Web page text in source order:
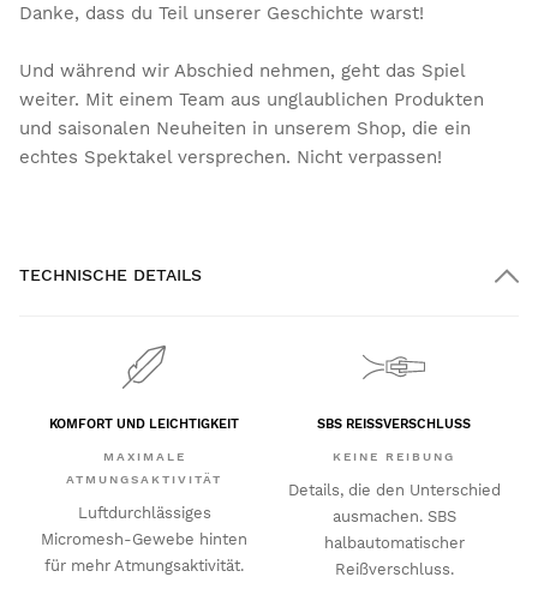
Danke, dass du Teil unserer Geschichte warst!
Und während wir Abschied nehmen, geht das Spiel
weiter. Mit einem Team aus unglaublichen Produkten
und saisonalen Neuheiten in unserem Shop, die ein
echtes Spektakel versprechen. Nicht verpassen!
TECHNISCHE DETAILS
KOMFORT UND LEICHTIGKEIT
MAXIMALE
ATMUNGSAKTIVITÄT
Luftdurchlässiges
Micromesh-Gewebe hinten
für mehr Atmungsaktivität.
SBS REISSVERSCHLUSS
KEINE REIBUNG
Details, die den Unterschied
ausmachen. SBS
halbautomatischer
Reißverschluss.